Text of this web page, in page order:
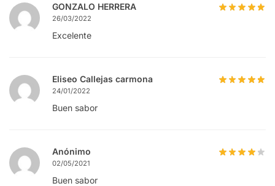
GONZALO HERRERA
26/03/2022
Excelente
Eliseo Callejas carmona
24/01/2022
Buen sabor
Anónimo
02/05/2021
Buen sabor